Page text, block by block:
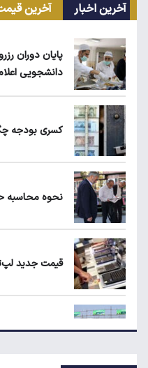
یارانه نقدی و
لبنیات
آخرین اخبار آخرین
پایان دوران
دانشجویی
کسری بودجه
نحوه محاسبه
قیمت جدید
قیمت جدید